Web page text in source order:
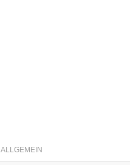
ALLGEMEIN